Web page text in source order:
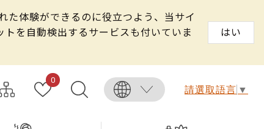
た体験ができるのに役立つよう、当サイ
を自動検出するサービスも付いていま
はい
0
請選取語言 ▼